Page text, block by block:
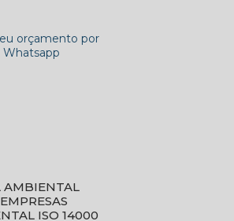
orçamento por
Whatsapp
AMBIENTAL
ISO 14000